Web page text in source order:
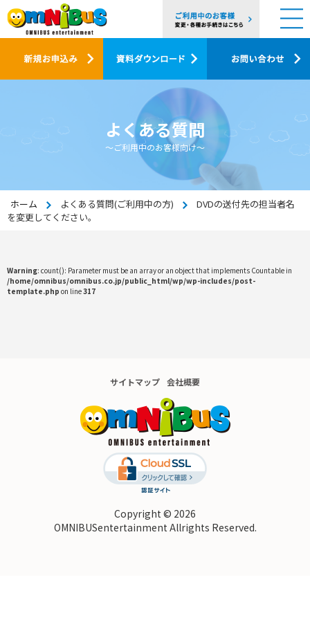
よくある質問
～ご利用中のお客様向け～
ホーム よくある質問(ご利用中の方)
DVDの送付先の担当者名
を変更してください。
Warning: count(): Parameter must be an array or an object that implements Countable in
/home/omnibus/omnibus.co.jp/public_html/wp/wp-includes/post-
template.php on line317
サイトマップ 会社概要
Copyright © 2026
OMNIBUSentertainment Allrights Reserved.